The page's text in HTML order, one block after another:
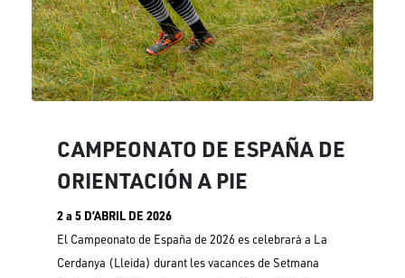
CAMPEONATO DE ESPAÑA DE
ORIENTACIÓN A PIE
2 a 5 D’ABRIL DE 2026
El Campeonato de España de 2026 es celebrarà a La
Cerdanya (Lleida) durant les vacances de Setmana